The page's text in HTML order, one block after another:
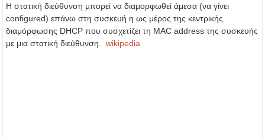
Η στατική διεύθυνση μπορεί να διαμορφωθεί άμεσα (να γίνει
configured) επάνω στη συσκευή η ως μέρος της κεντρικής
διαμόρφωσης DHCP που συσχετίζει τη MAC address της συσκευής
με μια στατική διεύθυνση. wikipedia